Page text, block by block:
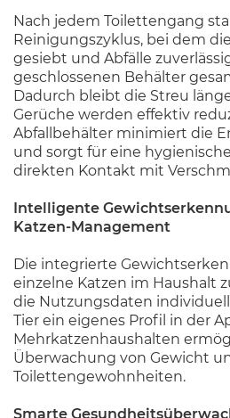
Nach jedem Toilettengang
Reinigungszyklus, bei dem
gesiebt und Abfälle
geschlossenen Behälter
Dadurch bleibt die Streu
Gerüche werden effektiv
Abfallbehälter minimiert die
und sorgt für eine
direkten Kontakt mit
Intelligente
Katzen-Management
Die integrierte
einzelne Katzen im Haushalt
die Nutzungsdaten individuell
Tier ein eigenes Profil in der
Mehrkatzenhaushalten
Überwachung von Gewicht
Toilettengewohnheiten.
Smarte